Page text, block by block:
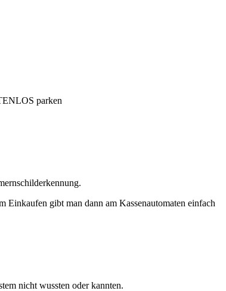
parken
Einkaufen gibt man dann am Kassenautomaten einfach
nicht wussten oder kannten.